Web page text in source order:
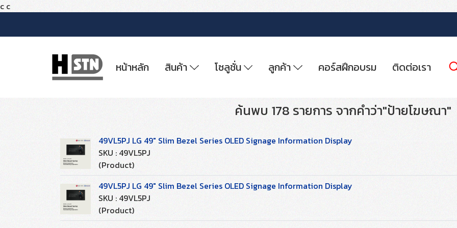
c c
หน้าหลัก สินค้า โซลูชั่น ลูกค้า คอร์สฝึกอบรม ติดต่อเรา
ค้นพบ 178 รายการ จากคำว่า"ป้ายโฆษณา"
49VL5PJ LG 49" Slim Bezel Series OLED Signage Information Display
SKU : 49VL5PJ
(Product)
49VL5PJ LG 49" Slim Bezel Series OLED Signage Information Display
SKU : 49VL5PJ
(Product)